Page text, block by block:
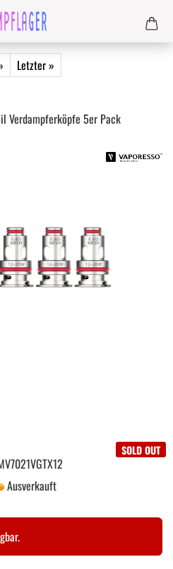
Letzter »
Verdampferköpfe 5er Pack
SOLD OUT
Ausverkauft